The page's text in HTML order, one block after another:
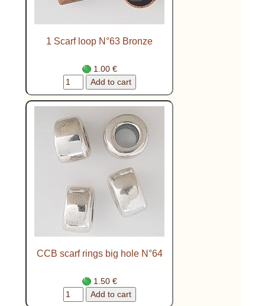
1 Scarf loop N°63 Bronze
1.00 €
CCB scarf rings big hole N°64
1.50 €